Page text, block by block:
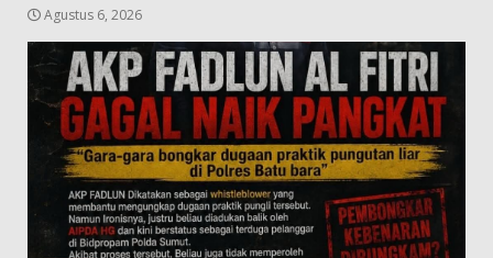
Agustus 6, 2026